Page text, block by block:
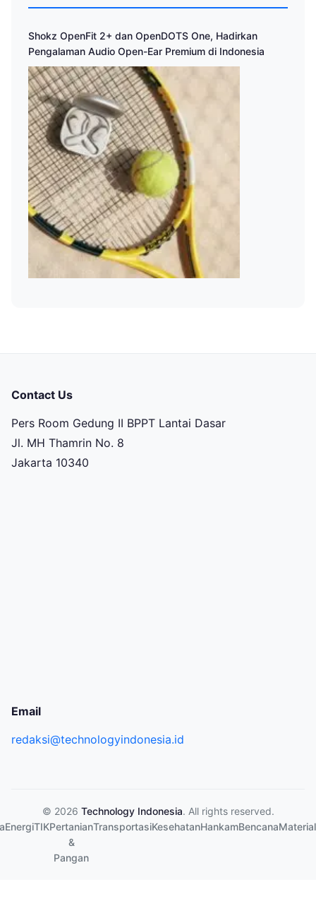
Shokz OpenFit 2+ dan OpenDOTS One, Hadirkan
Pengalaman Audio Open-Ear Premium di Indonesia
Contact Us
Pers Room Gedung II BPPT Lantai Dasar
Jl. MH Thamrin No. 8
Jakarta 10340
Email
redaksi@technologyindonesia.id
© 2026 Technology Indonesia. All rights reserved.
EnergiTIKPertanian
&
Pangan
TransportasiKesehatanHankamBencanaMaterial